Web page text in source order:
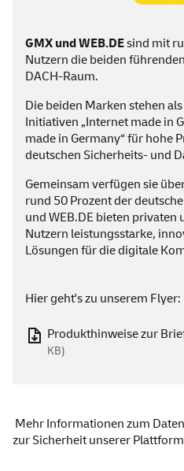
GMX undWEB.DEsind mit
Nutzern die beiden führenden
DACH-Raum.
Die beiden Marken stehen
Initiativen „Internet made in
made in Germany“ für hohe
deutschen Sicherheits- und
Gemeinsam verfügen sie
rund 50 Prozent der
und WEB.DE bieten privaten
Nutzern leistungsstarke,
Lösungen für die digitale
Hier geht's zu unserem Flyer:
Produkthinweise zur
KB)
Mehr Informationen zum
zur Sicherheit unserer Plattform